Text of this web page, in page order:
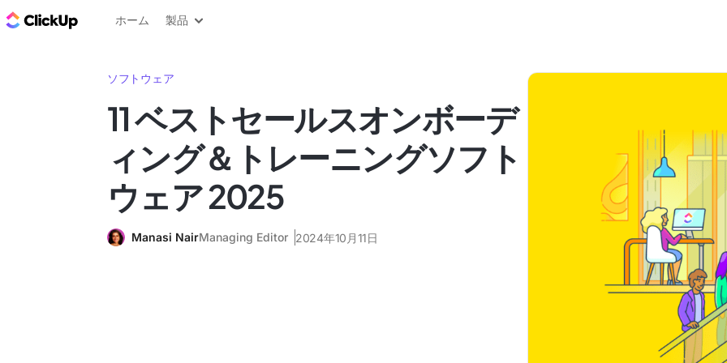
ClickUp ブログ
ホーム 製品
ソフトウェア
11 ベストセールスオンボーデ
ィング＆トレーニングソフト
ウェア 2025
Manasi NairManaging Editor 2024年10月11日